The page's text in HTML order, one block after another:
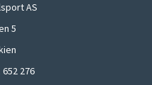
AS
5
276